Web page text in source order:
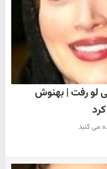
لو رفت | بهنوش
می کنید